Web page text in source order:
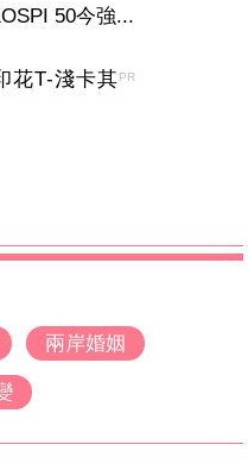
50今強...
花T-淺卡其PR
兩岸婚姻